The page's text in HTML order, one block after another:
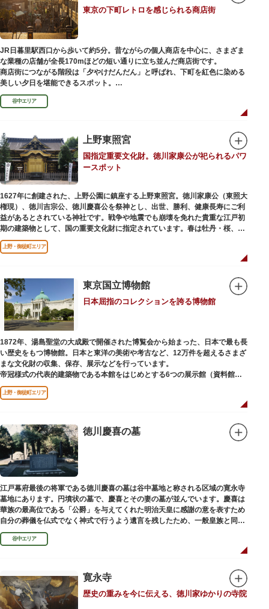
東京の下町レトロを感じられる商店街
JR日暮里駅西口から歩いて約5分。昔ながらの個人商店を中心に、さまざま
な業種の店舗が全長170mほどの短い通りに立ち並んだ商店街です。
商店街につながる階段は「夕やけだんだん」と呼ばれ、下町を紅色に染める
美しい夕日を堪能できるスポット。
谷中銀座商店街は1945年頃に自然発生的に生まれ、現在の近隣型商店街へと
発展。昭和の懐かしい商店街の景観を見ることができます。東京の下町レト
観光客が訪れ、買い物や散策を楽しんでいます。
谷中エリア
上野東照宮
国指定重要文化財。徳川家康公が祀られるパワ
ースポット
1627年に創建された、上野公園に鎮座する上野東照宮。徳川家康公（東照大
権現）、徳川吉宗公、徳川慶喜公を祭神とし、出世、勝利、健康長寿にご利
益があるとされている神社です。戦争や地震でも崩壊を免れた貴重な江戸初
期の建築物として、国の重要文化財に指定されています。春は牡丹・桜、秋
は紅葉やダリア展、お正月は初詣や冬ぼたん鑑賞の地として、年間を通して
国内外からの参拝者で賑わうスポットです。
軍・徳川家光公が、日光東照宮までお参りに行けない江戸の人々のために建
てられたそう。社殿内部は文化財保護のため通常は非公開ですが、特別公開
が実施されることもあるので、拝観を申し込んでみてはいかがでしょうか。
授与所では、期間・数量限定のお守りや御朱印も授与されているので要チェ
ック。手塚治虫のユニコのお守りなど愛らしいものがありますよ。
上野・御徒町エリア
東京国立博物館
日本屈指のコレクションを誇る博物館
1872年、湯島聖堂の大成殿で開催された博覧会から始まった、日本で最も長
い歴史をもつ博物館。日本と東洋の美術や考古など、12万件を超えるさまざ
まな文化財の収集、保存、展示などを行っています。
帝冠様式の代表的建築物である本館をはじめとする6つの展示館（資料館）
からなり、89件の国宝を所蔵。常に貴重な文化財を公開し、講座や講演会、
ワークショップなどを実施しています。国宝や重要文化財などの名品をたど
りながら、真の美術史を堪能し価値あるひと時を過ごしてみてはいかがでし
吹き抜けのエントランスに大理石の大階段がある本館では、壁時計やステン
ドグラスなど格調高い内部装飾にも注目してみてください。初めて来館する
方や時間が限られている方などに向け提案されたコース（日本美術入門／た
てものめぐり／仏像大好き）を参考にめぐるのも良いでしょう。
敷地内にはレストランやミュージアムショップのほか緑豊かな庭園も。季節
ごとの彩りを感じながらゆったりと散策するのもおすすめです。
上野・御徒町エリア
徳川慶喜の墓
江戸幕府最後の将軍である徳川慶喜の墓は谷中墓地と称される区域の寛永寺
墓地にあります。円墳状の墓で、慶喜とその妻の墓が並んでいます。慶喜は
華族の最高位である「公爵」を与えてくれた明治天皇に感謝の意を表すため
自分の葬儀を仏式でなく神式で行うよう遺言を残したため、一般皇族と同じ
ような円墳が建てられました。
谷中エリア
寛永寺
歴史の重みを今に伝える、徳川家ゆかりの寺院